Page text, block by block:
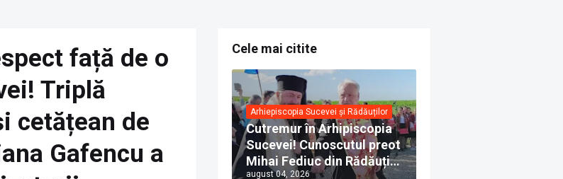
față de o
Triplă
cetățean de
Gafencu a
Cele mai citite
Arhiepiscopia Sucevei și Rădăuților
Cutremur în Arhipiscopia
Sucevei! Cunoscutul preot
Mihai Fediuc din Rădăuți a
august 04, 2026